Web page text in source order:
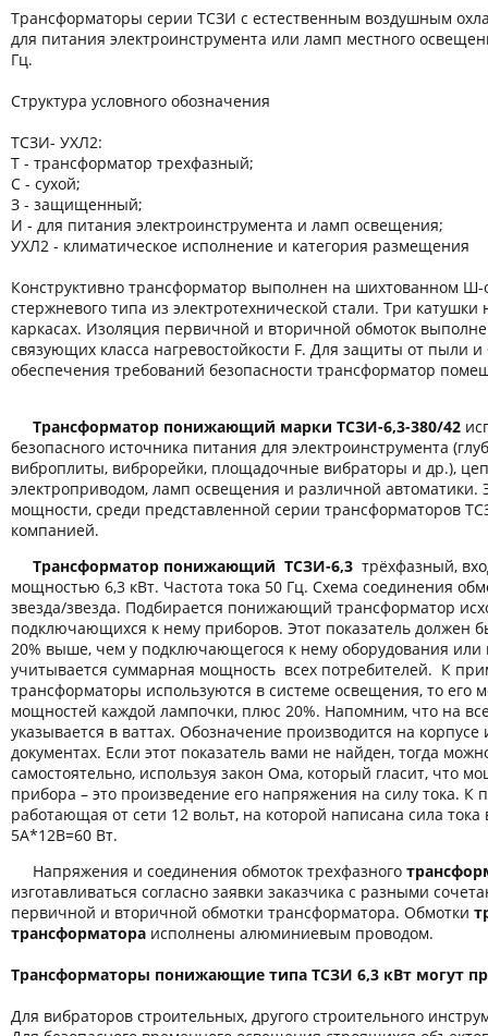
Трансформаторы серии ТСЗИ с естественным воздушным
для питания электроинструмента или ламп местного
Гц.
Структура условного обозначения
ТСЗИ- УХЛ2:
Т - трансформатор трехфазный;
С - сухой;
З - защищенный;
И - для питания электроинструмента и ламп освещения;
УХЛ2 - климатическое исполнение и категория размещения
Конструктивно трансформатор выполнен на шихтованном Ш-
стержневого типа из электротехнической стали. Три
каркасах. Изоляция первичной и вторичной обмоток
связующих класса нагревостойкости F. Для защиты от пыли и
обеспечения требований безопасности трансформатор
Трансформатор понижающий марки ТСЗИ-6,3-380/42
безопасного источника питания для электроинструмента
виброплиты, виброрейки, площадочные вибраторы и др.),
электроприводом, ламп освещения и различной автоматики.
мощности, среди представленной серии трансформаторов
компанией.
Трансформатор понижающий ТСЗИ-6,3 трёхфазный,
мощностью 6,3 кВт. Частота тока 50 Гц. Схема соединения
звезда/звезда. Подбирается понижающий трансформатор
подключающихся к нему приборов. Этот показатель должен
20% выше, чем у подключающегося к нему оборудования или
учитывается суммарная мощность всех потребителей. К
трансформаторы используются в системе освещения, то его
мощностей каждой лампочки, плюс 20%. Напомним, что на
указывается в ваттах. Обозначение производится на
документах. Если этот показатель вами не найден, тогда
самостоятельно, используя закон Ома, который гласит, что
прибора – это произведение его напряжения на силу тока. К
работающая от сети 12 вольт, на которой написана сила
5А*12В=60 Вт.
Напряжения и соединения обмоток трехфазного
изготавливаться согласно заявки заказчика с разными
первичной и вторичной обмотки трансформатора. Обмотки
трансформатора исполнены алюминиевым проводом.
Трансформаторы понижающие типа ТСЗИ 6,3 кВт могут
Для вибраторов строительных, другого строительного